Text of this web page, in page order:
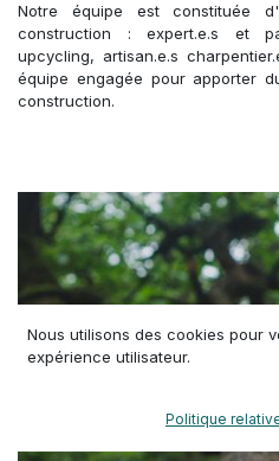
Notre équipe est constituée
construction : expert.e.s et
upcycling, artisan.e.s
équipe engagée pour apporter
construction.
Nous utilisons des cookies pour
expérience utilisateur.
Politique